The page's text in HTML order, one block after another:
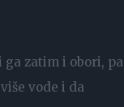
zatim i obori, pa
vode i da